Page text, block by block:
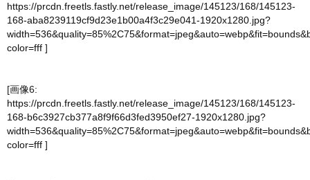
https://prcdn.freetls.fastly.net/release_image/145123/168/145123-
168-aba8239119cf9d23e1b00a4f3c29e041-1920x1280.jpg?
color=fff ]
[画像6:
https://prcdn.freetls.fastly.net/release_image/145123/168/145123-
168-b6c3927cb377a8f9f66d3fed3950ef27-1920x1280.jpg?
color=fff ]